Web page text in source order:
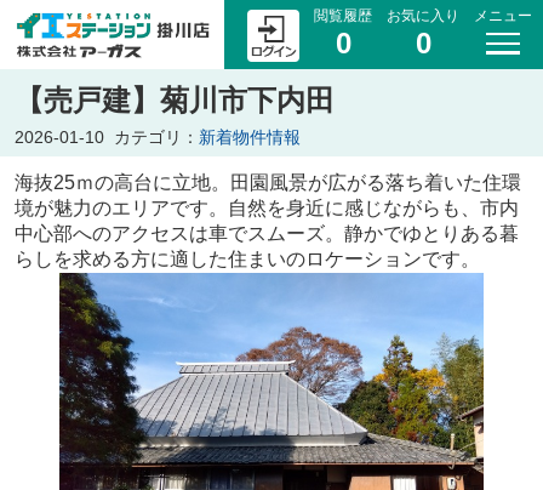
閲覧履歴
0
お気に入り
0
メニュー
【売戸建】菊川市下内田
2026-01-10 カテゴリ： 新着物件情報
海抜25ｍの高台に立地。田園風景が広がる落ち着いた住環
境が魅力のエリアです。自然を身近に感じながらも、市内
中心部へのアクセスは車でスムーズ。静かでゆとりある暮
らしを求める方に適した住まいのロケーションです。